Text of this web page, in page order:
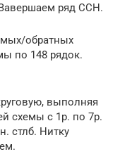
ряд ССН.
обратных
по 148 рядок.
выполняя
схемы с 1р. по 7р.
стлб. Нитку